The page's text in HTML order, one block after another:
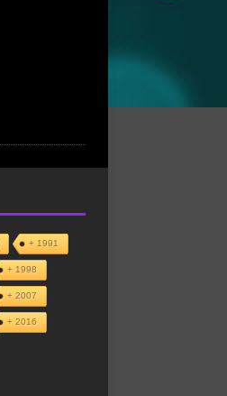
+ 1991
+ 1998
+ 2007
+ 2016